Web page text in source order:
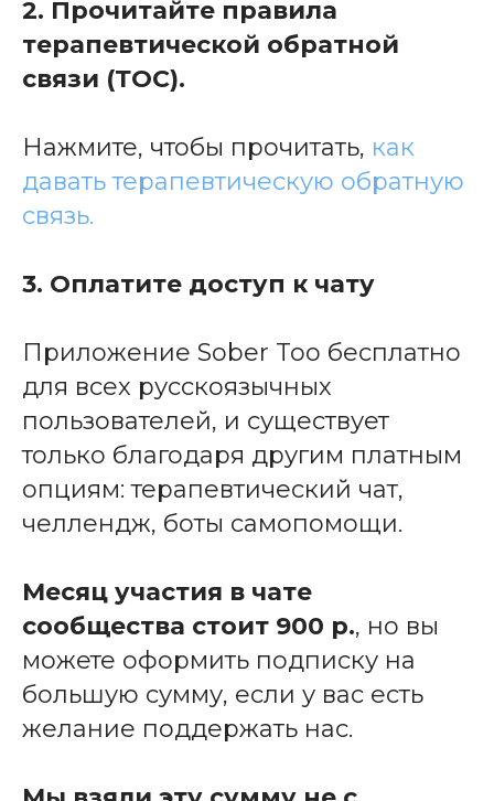
2. Прочитайте правила
терапевтической обратной
связи (ТОС).
Нажмите, чтобы прочитать, как
давать терапевтическую обратную
связь.
3. Оплатите доступ к чату
Приложение Sober Too бесплатно
для всех русскоязычных
пользователей, и существует
только благодаря другим платным
опциям: терапевтический чат,
челлендж, боты самопомощи.
Месяц участия в чате
сообщества стоит 900 р., но вы
можете оформить подписку на
большую сумму, если у вас есть
желание поддержать нас.